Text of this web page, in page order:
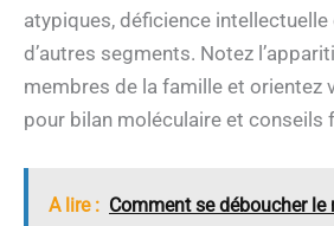
atypiques, déficience
d’autres segments. Notez
membres de la famille et orientez
pour bilan moléculaire et conseils
A lire : Comment se déboucher le